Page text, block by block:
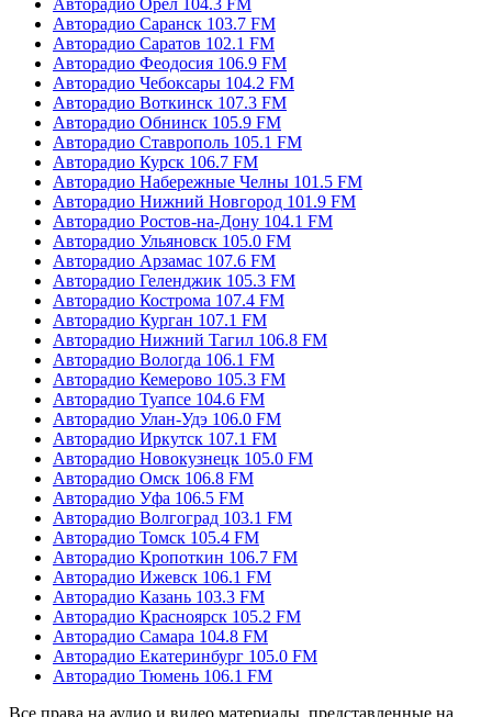
Авторадио Орел 104.3 FM
Авторадио Саранск 103.7 FM
Авторадио Саратов 102.1 FM
Авторадио Феодосия 106.9 FM
Авторадио Чебоксары 104.2 FM
Авторадио Воткинск 107.3 FM
Авторадио Обнинск 105.9 FM
Авторадио Ставрополь 105.1 FM
Авторадио Курск 106.7 FM
Авторадио Набережные Челны 101.5 FM
Авторадио Нижний Новгород 101.9 FM
Авторадио Ростов-на-Дону 104.1 FM
Авторадио Ульяновск 105.0 FM
Авторадио Арзамас 107.6 FM
Авторадио Геленджик 105.3 FM
Авторадио Кострома 107.4 FM
Авторадио Курган 107.1 FM
Авторадио Нижний Тагил 106.8 FM
Авторадио Вологда 106.1 FM
Авторадио Кемерово 105.3 FM
Авторадио Туапсе 104.6 FM
Авторадио Улан-Удэ 106.0 FM
Авторадио Иркутск 107.1 FM
Авторадио Новокузнецк 105.0 FM
Авторадио Омск 106.8 FM
Авторадио Уфа 106.5 FM
Авторадио Волгоград 103.1 FM
Авторадио Томск 105.4 FM
Авторадио Кропоткин 106.7 FM
Авторадио Ижевск 106.1 FM
Авторадио Казань 103.3 FM
Авторадио Красноярск 105.2 FM
Авторадио Самара 104.8 FM
Авторадио Екатеринбург 105.0 FM
Авторадио Тюмень 106.1 FM
Все права на аудио и видео материалы, представленные на